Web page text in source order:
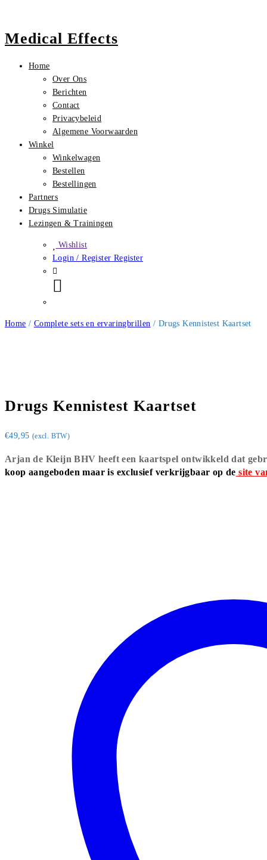
Medical Effects
Home
Over Ons
Berichten
Contact
Privacybeleid
Algemene Voorwaarden
Winkel
Winkelwagen
Bestellen
Bestellingen
Partners
Drugs Simulatie
Lezingen & Trainingen
Wishlist
Login / Register Register
Home / Complete sets en ervaringbrillen / Drugs Kennistest Kaartset
Drugs Kennistest Kaartset
€49,95 (excl. BTW)
Arjan de Kleijn BHV heeft een kaartspel ontwikkeld dat
koop aangeboden maar is exclusief verkrijgbaar op de site